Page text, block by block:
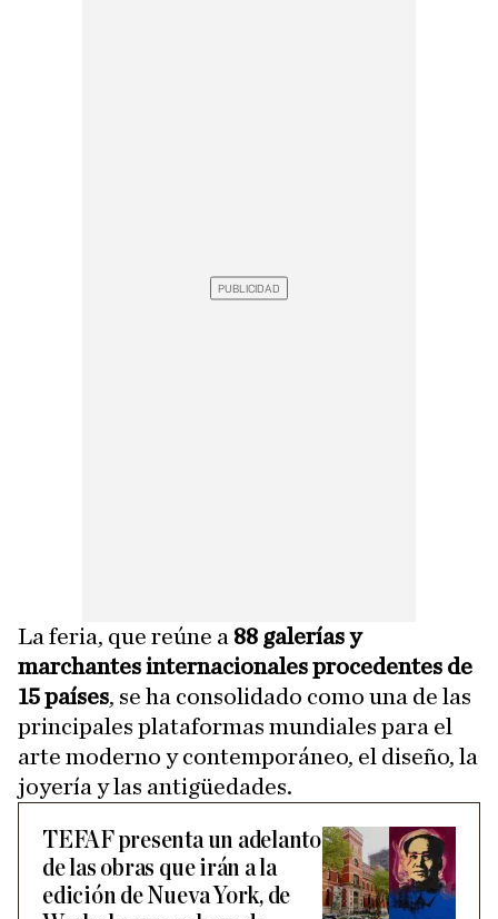
La feria, que reúne a 88 galerías y
marchantes internacionales procedentes de
15 países, se ha consolidado como una de las
principales plataformas mundiales para el
arte moderno y contemporáneo, el diseño, la
joyería y las antigüedades.
TEFAF presenta un adelanto
de las obras que irán a la
edición de Nueva York, de